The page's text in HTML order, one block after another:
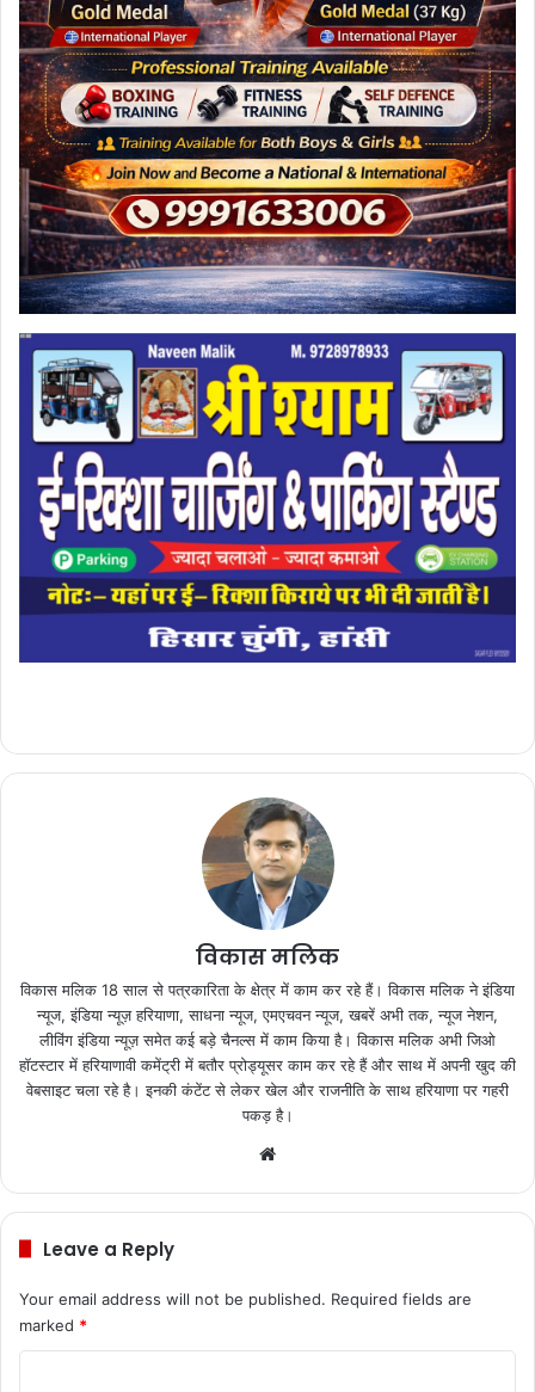
विकास मलिक
विकास मलिक 18 साल से पत्रकारिता के क्षेत्र में काम कर रहे हैं। विकास मलिक ने इंडिया
न्यूज, इंडिया न्यूज़ हरियाणा, साधना न्यूज, एमएचवन न्यूज, खबरें अभी तक, न्यूज नेशन,
लीविंग इंडिया न्यूज़ समेत कई बड़े चैनल्स में काम किया है। विकास मलिक अभी जिओ
हॉटस्टार में हरियाणावी कमेंट्री में बतौर प्रोड्यूसर काम कर रहे हैं और साथ में अपनी खुद की
वेबसाइट चला रहे है। इनकी कंटेंट से लेकर खेल और राजनीति के साथ हरियाणा पर गहरी
पकड़ है।
te
Leave a Reply
Your email address will not be published. Required fields are
marked *